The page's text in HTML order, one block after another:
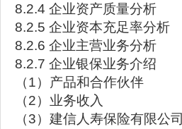
8.2.4 企业资产质量分析
8.2.5 企业资本充足率分析
8.2.6 企业主营业务分析
8.2.7 企业银保业务介绍
（1）产品和合作伙伴
（2）业务收入
（3）建信人寿保险有限公司